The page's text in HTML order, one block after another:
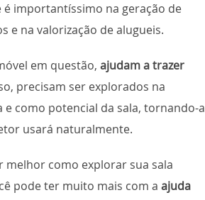
importantíssimo na geração de
e na valorização de alugueis.
em questão, ajudam a trazer
precisam ser explorados na
como potencial da sala, tornando-a
usará naturalmente.
melhor como explorar sua sala
pode ter muito mais com a ajuda